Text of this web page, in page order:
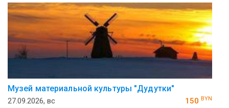
Музей ма­те­ри­аль­ной куль­ту­ры "Ду­дутки"
27.09.2026, вс 150 BYN